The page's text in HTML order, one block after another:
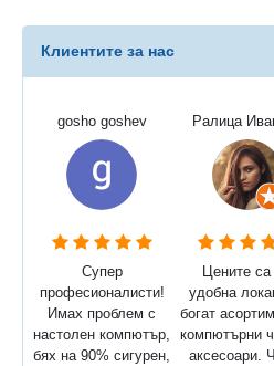
Клиентите за нас
gosho goshev
Супер
професионалисти!
Имах проблем с
настолен компютър,
бях на 90% сигурен,
Ралица
Цените са
удобна
богат
компютърни
аксесоари.